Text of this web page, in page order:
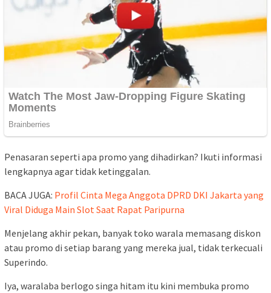
Penasaran seperti apa promo yang dihadirkan? Ikuti informasi
lengkapnya agar tidak ketinggalan.
BACA JUGA: Profil Cinta Mega Anggota DPRD DKI Jakarta yang
Viral Diduga Main Slot Saat Rapat Paripurna
Menjelang akhir pekan, banyak toko warala memasang diskon
atau promo di setiap barang yang mereka jual, tidak terkecuali
Superindo.
Iya, waralaba berlogo singa hitam itu kini membuka promo